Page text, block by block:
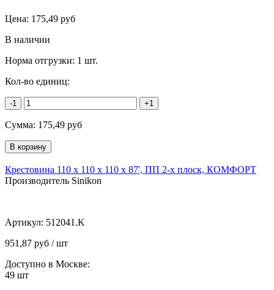
Цена: 175,49 руб
В наличии
Норма отгрузки: 1 шт.
Кол-во единиц:
-1 +1
Сумма: 175,49 руб
Крестовина 110 х 110 х 110 х 87', ПП 2-х плоск, КОМФОРТ
Производитель Sinikon
Артикул: 512041.K
951,87 руб / шт
Доступно в Москве:
49 шт